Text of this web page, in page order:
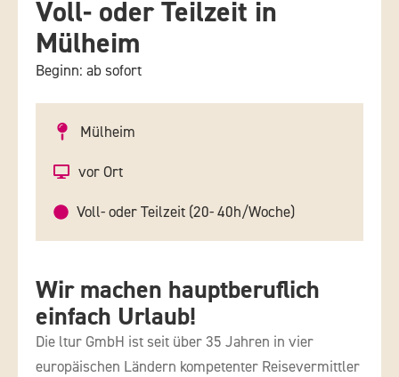
Voll- oder Teilzeit in
Mülheim
Beginn: ab sofort
Mülheim
vor Ort
Voll- oder Teilzeit (20- 40h/Woche)
Wir machen hauptberuflich
einfach Urlaub!
Die ltur GmbH ist seit über 35 Jahren in vier
europäischen Ländern kompetenter Reisevermittler